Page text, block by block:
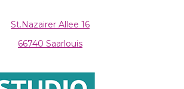
St.Nazairer Allee 16
66740 Saarlouis